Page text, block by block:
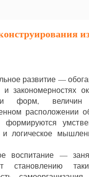
развитие —
и закономерностях
форм,
расположении
формируются
и логическое
воспитание —
становлению